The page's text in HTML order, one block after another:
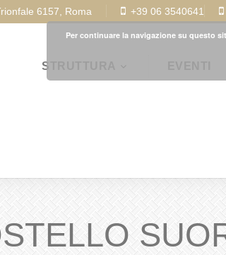
6157, Roma +39 06 3540641
STRUTTURA
Per continuare la navigazione su questo